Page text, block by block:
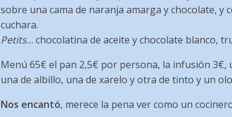
sobre una cama de naranja amarga y chocolate,
cuchara.
Petits… chocolatina de aceite y chocolate blanco,
Menú 65€ el pan 2,5€ por persona, la infusión
una de albillo, una de xarelo y otra de tinto y un
Nos encantó, merece la pena ver como un